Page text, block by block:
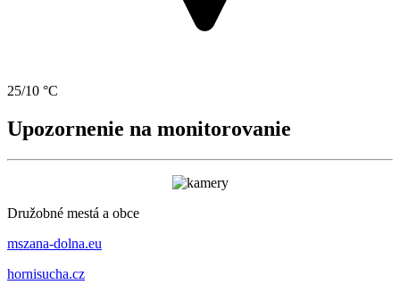
25/10 °C
Upozornenie na monitorovanie
Družobné mestá a obce
mszana-dolna.eu
hornisucha.cz